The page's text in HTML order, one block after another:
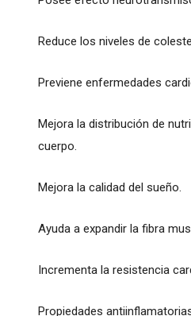
Reduce los niveles de
Previene enfermedades
Mejora la distribución de
cuerpo.
Mejora la calidad del sueño.
Ayuda a expandir la fibra
Incrementa la resistencia
Propiedades